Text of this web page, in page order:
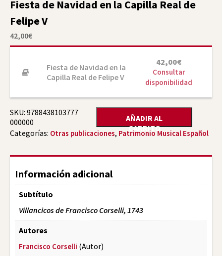
Fiesta de Navidad en la Capilla Real de
Felipe V
42,00€
Fiesta de Navidad en la
Capilla Real de Felipe V
42,00€
Consultar
disponibilidad
AÑADIR AL
CARRITO
SKU: 9788438103777
000000
Categorías: Otras publicaciones, Patrimonio Musical Español
Información adicional
Subtítulo
Villancicos de Francisco Corselli, 1743
Autores
Francisco Corselli (Autor)